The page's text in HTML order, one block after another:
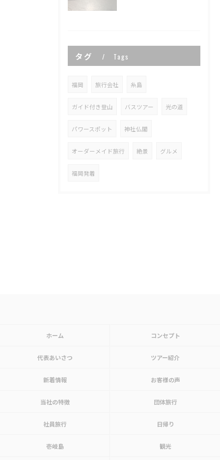
タグ Tags
福岡 旅行会社 糸島
ガイド付き登山 バスツアー 光の道
パワースポット 神社仏閣
オーダーメイド旅行 絶景 グルメ
福岡発着
ホーム コンセプト
代表あいさつ ツアー紹介
新着情報 お客様の声
当社の特徴 団体旅行
社員旅行 日帰り
壱岐島 観光